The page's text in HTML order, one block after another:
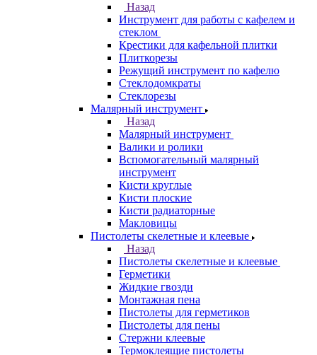
Назад
Инструмент для работы с кафелем и
стеклом
Крестики для кафельной плитки
Плиткорезы
Режущий инструмент по кафелю
Стеклодомкраты
Стеклорезы
Малярный инструмент
Назад
Малярный инструмент
Валики и ролики
Вспомогательный малярный
инструмент
Кисти круглые
Кисти плоские
Кисти радиаторные
Макловицы
Пистолеты скелетные и клеевые
Назад
Пистолеты скелетные и клеевые
Герметики
Жидкие гвозди
Монтажная пена
Пистолеты для герметиков
Пистолеты для пены
Стержни клеевые
Термоклеящие пистолеты